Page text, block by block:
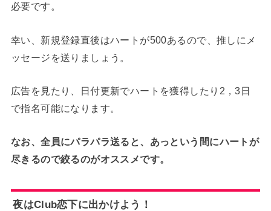
必要です。
幸い、新規登録直後はハートが500あるので、推しにメ
ッセージを送りましょう。
広告を見たり、日付更新でハートを獲得したり2，3日
で指名可能になります。
なお、全員にパラパラ送ると、あっという間にハートが
尽きるので絞るのがオススメです。
夜はClub恋下に出かけよう！